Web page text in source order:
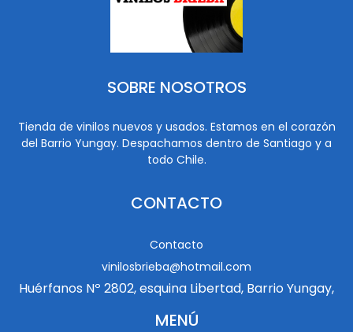
SOBRE NOSOTROS
Tienda de vinilos nuevos y usados. Estamos en el corazón
del Barrio Yungay. Despachamos dentro de Santiago y a
todo Chile.
CONTACTO
Contacto
vinilosbrieba@hotmail.com
Huérfanos Nº 2802, esquina Libertad, Barrio Yungay,
MENÚ